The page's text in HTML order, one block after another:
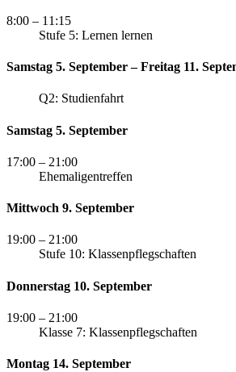
8:00 – 11:15
Stufe 5: Lernen lernen
Samstag 5. September – Freitag 11.
Q2: Studienfahrt
Samstag 5. September
17:00 – 21:00
Ehemaligentreffen
Mittwoch 9. September
19:00 – 21:00
Stufe 10: Klassenpflegschaften
Donnerstag 10. September
19:00 – 21:00
Klasse 7: Klassenpflegschaften
Montag 14. September